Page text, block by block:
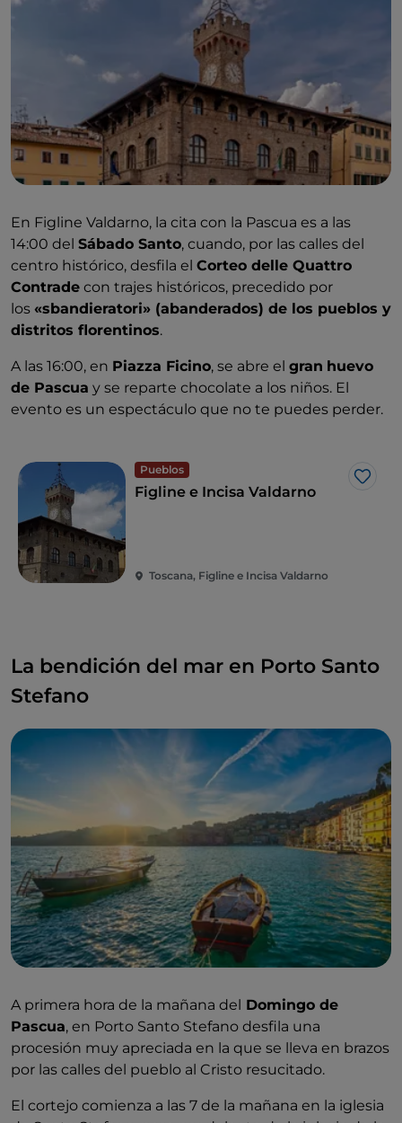
En Figline Valdarno, la cita con la Pascua es a las
14:00 del Sábado Santo, cuando, por las calles del
centro histórico, desfila el Corteo delle Quattro
Contrade con trajes históricos, precedido por
los «sbandieratori» (abanderados) de los pueblos y
distritos florentinos.
A las 16:00, en Piazza Ficino, se abre el gran huevo
de Pascua y se reparte chocolate a los niños. El
evento es un espectáculo que no te puedes perder.
Pueblos
Me
Figline e Incisa Valdarno
Toscana, Figline e Incisa Valdarno
La bendición del mar en Porto Santo
Stefano
A primera hora de la mañana del Domingo de
Pascua, en Porto Santo Stefano desfila una
procesión muy apreciada en la que se lleva en brazos
por las calles del pueblo al Cristo resucitado.
El cortejo comienza a las 7 de la mañana en la iglesia